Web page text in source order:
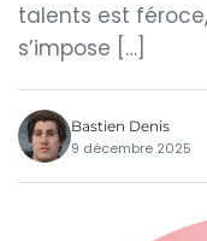
talents est
s’impose […]
Bastien Denis
9 décembre 2025